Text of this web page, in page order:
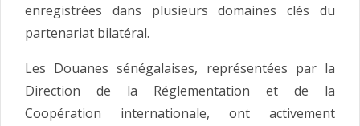
enregistrées dans plusieurs domaines clés du
partenariat bilatéral.
Les Douanes sénégalaises, représentées par la
Direction de la Réglementation et de la
Coopération internationale, ont activement